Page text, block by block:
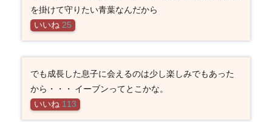
を掛けて守りたい青葉なんだから
いいね 25
でも成長した息子に会えるのは少し楽しみでもあった
から・・・ イーブンってとこかな。
いいね 113